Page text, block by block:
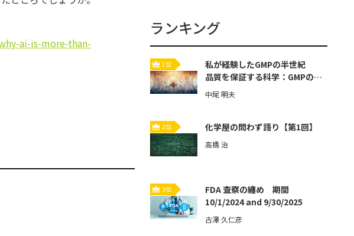
ai-is-more-than-
ランキング
1位
私が経験したGMPの半世紀
品質を保証する科学：GMPの歴
史と本質【第3回】
中尾 明夫
2位 化学屋の問わず語り【第1回】
高橋 治
3位
FDA 査察の纏め 期間
10/1/2024 and 9/30/2025
古澤 久仁彦